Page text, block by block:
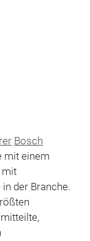
Bosch
mit einem
mit
der Branche.